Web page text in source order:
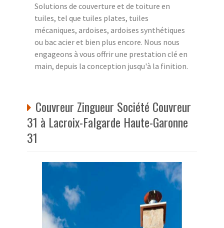
Solutions de couverture et de toiture en
tuiles, tel que tuiles plates, tuiles
mécaniques, ardoises, ardoises synthétiques
ou bac acier et bien plus encore. Nous nous
engageons à vous offrir une prestation clé en
main, depuis la conception jusqu'à la finition.
Couvreur Zingueur Société Couvreur
31 à Lacroix-Falgarde Haute-Garonne
31